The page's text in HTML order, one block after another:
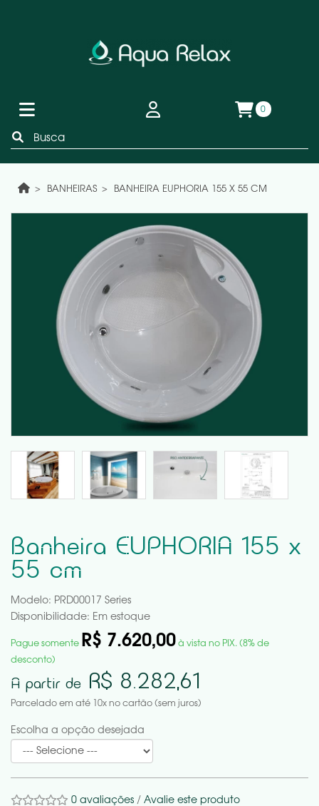
0
BANHEIRAS BANHEIRA EUPHORIA 155 X 55 CM
Banheira EUPHORIA 155 x
55 cm
Modelo: PRD00017 Series
Disponibilidade: Em estoque
A partir de R$ 8.282,61
Parcelado em até 10x no cartão (sem juros)
Pague somente R$ 7.620,00 à vista no PIX. (8% de
desconto)
Escolha a opção desejada
0 avaliações / Avalie este produto